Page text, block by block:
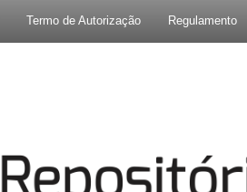
Termo de Autorização Regulamento